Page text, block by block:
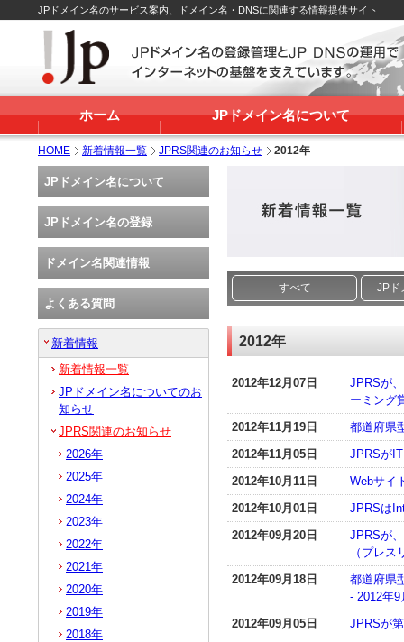
JPドメイン名のサービス案内、ドメイン名・DNSに関連する情報提供サイト
ホーム JPドメイン名について
HOME 新着情報一覧 JPRS関連のお知らせ 2012年
すべて JPド
2012年
2012年12月07日
JPRSが
ーミング
2012年11月19日
都道府県
2012年11月05日
JPRSが
2012年10月11日
Webサイ
2012年10月01日
JPRSは
2012年09月20日
JPRSが
（プレス
2012年09月18日
都道府県
- 2012年
2012年09月05日
JPRSが
JPドメイン名について
JPドメイン名の登録
ドメイン名関連情報
よくある質問
新着情報
新着情報一覧
JPドメイン名についてのお
知らせ
JPRS関連のお知らせ
2026年
2025年
2024年
2023年
2022年
2021年
2020年
2019年
2018年